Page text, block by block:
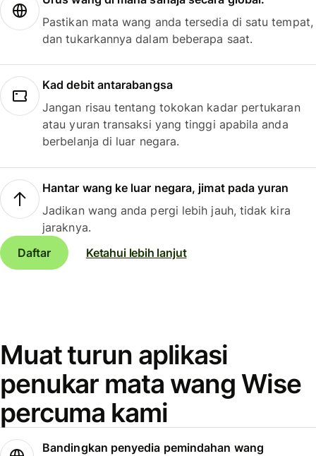
Pastikan mata wang anda tersedia di satu tempat,
dan tukarkannya dalam beberapa saat.
Kad debit antarabangsa
Jangan risau tentang tokokan kadar pertukaran
atau yuran transaksi yang tinggi apabila anda
berbelanja di luar negara.
Hantar wang ke luar negara, jimat pada yuran
Jadikan wang anda pergi lebih jauh, tidak kira
jaraknya.
Daftar
Ketahui lebih lanjut
Muat turun aplikasi
penukar mata wang Wise
percuma kami
Bandingkan penyedia pemindahan wang